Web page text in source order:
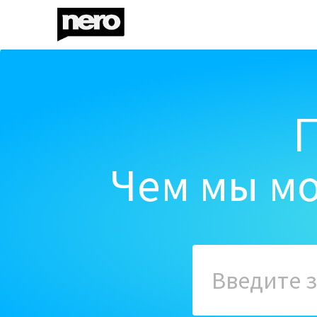
Чем мы